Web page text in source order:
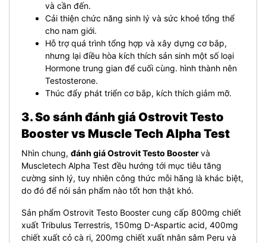
và cần đến.
Cải thiện chức năng sinh lý và sức khoẻ tổng thể
cho nam giới.
Hỗ trợ quá trình tổng hợp và xây dựng cơ bắp,
nhưng lại điều hòa kích thích sản sinh một số loại
Hormone trung gian để cuối cùng. hình thành nên
Testosterone.
Thúc đẩy phát triển cơ bắp, kích thích giảm mỡ.
3. So sánh đánh giá Ostrovit Testo
Booster vs Muscle Tech Alpha Test
Nhìn chung, đánh giá Ostrovit Testo Boostervà
Muscletech Alpha Test đều hướng tới mục tiêu tăng
cường sinh lý, tuy nhiên công thức mỗi hãng là khác biệt,
do đó để nói sản phẩm nào tốt hơn thật khó.
Sản phẩm Ostrovit Testo Booster cung cấp 800mg chiết
xuất Tribulus Terrestris, 150mg D-Aspartic acid, 400mg
chiết xuất cỏ cà ri, 200mg chiết xuất nhân sâm Peru và